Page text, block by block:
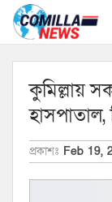
কুমিল্লায়
হাসপাতাল,
প্রকাশঃ Feb 19,